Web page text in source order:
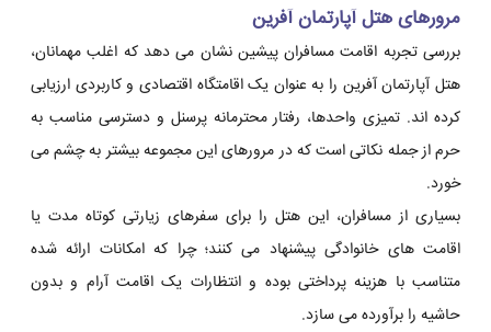
مرورهای هتل آپارتمان آفرین
بررسی تجربه اقامت مسافران پیشین نشان می دهد که اغلب مهمانان،
هتل آپارتمان آفرین را به عنوان یک اقامتگاه اقتصادی و کاربردی ارزیابی
کرده اند. تمیزی واحدها، رفتار محترمانه پرسنل و دسترسی مناسب به
حرم از جمله نکاتی است که در مرورهای این مجموعه بیشتر به چشم می
خورد.
بسیاری از مسافران، این هتل را برای سفرهای زیارتی کوتاه مدت یا
اقامت های خانوادگی پیشنهاد می کنند؛ چرا که امکانات ارائه شده
متناسب با هزینه پرداختی بوده و انتظارات یک اقامت آرام و بدون
حاشیه را برآورده می سازد.